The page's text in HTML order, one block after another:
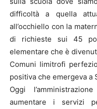
difficoltà a quella
all’occhiello con la
di richieste sui 45
elementare che è
Comuni limitrofi
positiva che emergeva a
Oggi
aumentare i servizi